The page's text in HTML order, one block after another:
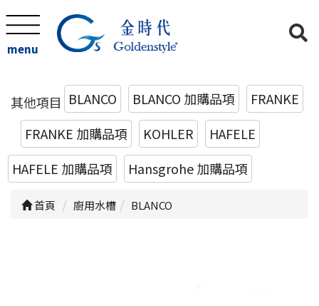
menu
其他項目 BLANCO BLANCO 加購品項
FRANKE
FRANKE 加購品項
KOHLER
HAFELE
HAFELE 加購品項
Hansgrohe 加購品項
首頁 廚用水槽 BLANCO